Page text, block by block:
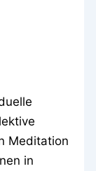
Meditation
in